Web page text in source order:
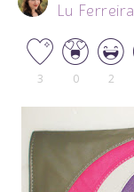
Lu Ferreira
3 0 2